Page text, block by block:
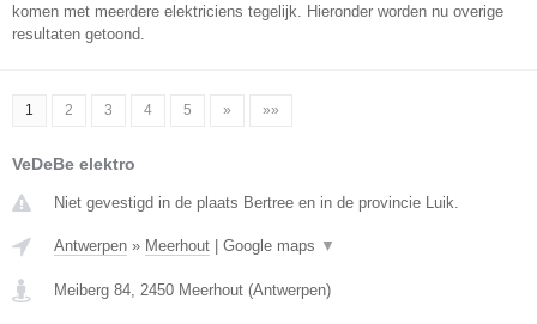
komen met meerdere elektriciens tegelijk. Hieronder worden nu overige
resultaten getoond.
1 2 3 4 5 » »»
VeDeBe elektro
Niet gevestigd in de plaats Bertree en in de provincie Luik.
Antwerpen » Meerhout Google maps ▼
Meiberg 84, 2450 Meerhout (Antwerpen)